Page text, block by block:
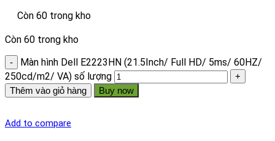
Còn 60 trong kho
Còn 60 trong kho
Màn hình Dell E2223HN (21.5Inch/ Full HD/ 5ms/ 60HZ/
250cd/m2/ VA) số lượng
Thêm vào giỏ hàng Buy now
Add to compare